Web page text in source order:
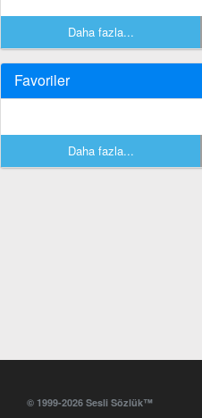
Daha fazla...
Favoriler
Daha fazla...
© 1999-2026 Sesli Sözlük™